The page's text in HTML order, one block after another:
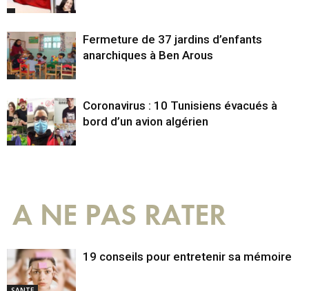
Fermeture de 37 jardins d’enfants
anarchiques à Ben Arous
Coronavirus : 10 Tunisiens évacués à
bord d’un avion algérien
A NE PAS RATER
19 conseils pour entretenir sa mémoire